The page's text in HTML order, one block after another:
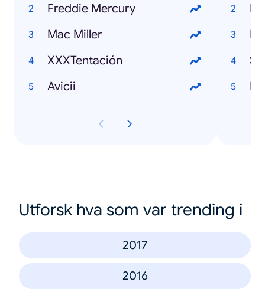
Freddie Mercury
Mac Miller
XXXTentación
Avicii
Utforsk hva som var trending i
2017
2016